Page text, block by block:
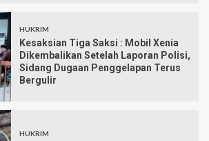
HUKRIM
Kesaksian Tiga Saksi : Mobil Xenia
Dikembalikan Setelah Laporan Polisi,
Sidang Dugaan Penggelapan Terus
Bergulir
HUKRIM